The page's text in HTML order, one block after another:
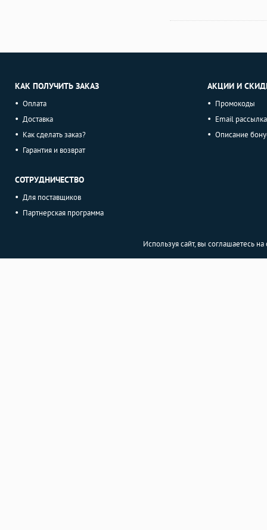
КАК ПОЛУЧИТЬ ЗАКАЗ
Оплата
Доставка
Как сделать заказ?
Гарантия и возврат
СОТРУДНИЧЕСТВО
Для поставщиков
Партнерская программа
АКЦИИ И
Промокоды
Email рассылка
Описание
Используя сайт, вы соглашаетесь